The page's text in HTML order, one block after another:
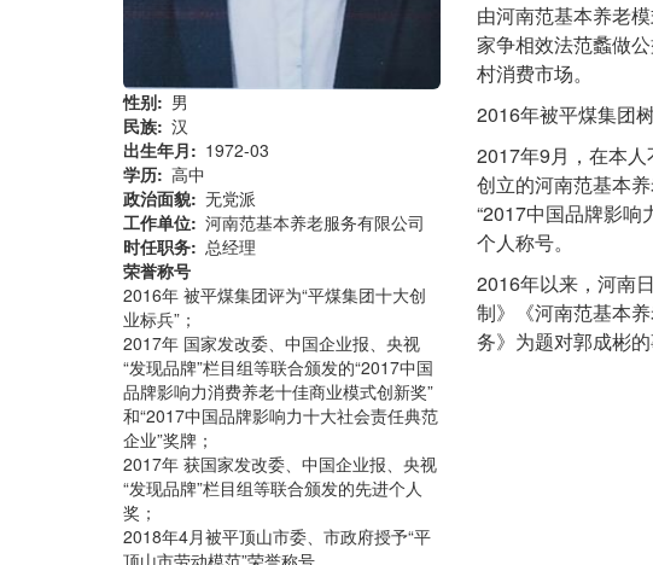
性别
男
民族 汉
出生年月
1972-03
学历 高中
政治面貌 无党派
工作单位 河南范基本养老服务有限公司
时任职务
总经理
荣誉称号
2016年 被平煤集团评为“平煤集团十大创
业标兵”；
2017年 国家发改委、中国企业报、央视
“发现品牌”栏目组等联合颁发的“2017中国
品牌影响力消费养老十佳商业模式创新奖”
和“2017中国品牌影响力十大社会责任典范
企业”奖牌；
2017年 获国家发改委、中国企业报、央视
“发现品牌”栏目组等联合颁发的先进个人
奖；
2018年4月被平顶山市委、市政府授予“平
顶山市劳动模范”荣誉称号。
由河南范基本养老
家争相效法范蠡做
村消费市场。
2016年被平煤集团
2017年9月，在本
创立的河南范基本
“2017中国品牌影响
个人称号。
2016年以来，河南
制》《河南范基本
务》为题对郭成彬的